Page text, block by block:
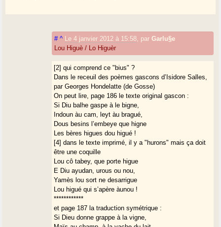
# ^ Le 4 janvier 2012 à 15:58 parGarlu§e
Lou Higuè / Lo Higuèr
[2] qui comprend ce "bius" ?
Dans le receuil des poèmes gascons d’Isidore Salles,
par Georges Hondelatte (de Gosse)
On peut lire, page 186 le texte original gascon :
Si Diu balhe gaspe à le bigne,
Indoun àu cam, leyt àu bragué,
Dous besins l’embeye que higne
Les bères higues dou higué !
[4] dans le texte imprimé, il y a "hurons" mais ça doit
être une coquille
Lou cô tabey, que porte higue
E Diu ayudan, urous ou nou,
Yamès lou sort ne desarrigue
Lou higué qui s’apère àunou !
************
et page 187 la traduction symétrique :
Si Dieu donne grappe à la vigne,